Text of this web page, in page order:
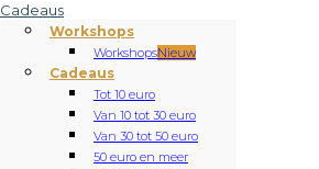
Cadeaus
Workshops
WorkshopsNieuw
Cadeaus
Tot 10 euro
Van 10 tot 30 euro
Van 30 tot 50 euro
50 euro en meer